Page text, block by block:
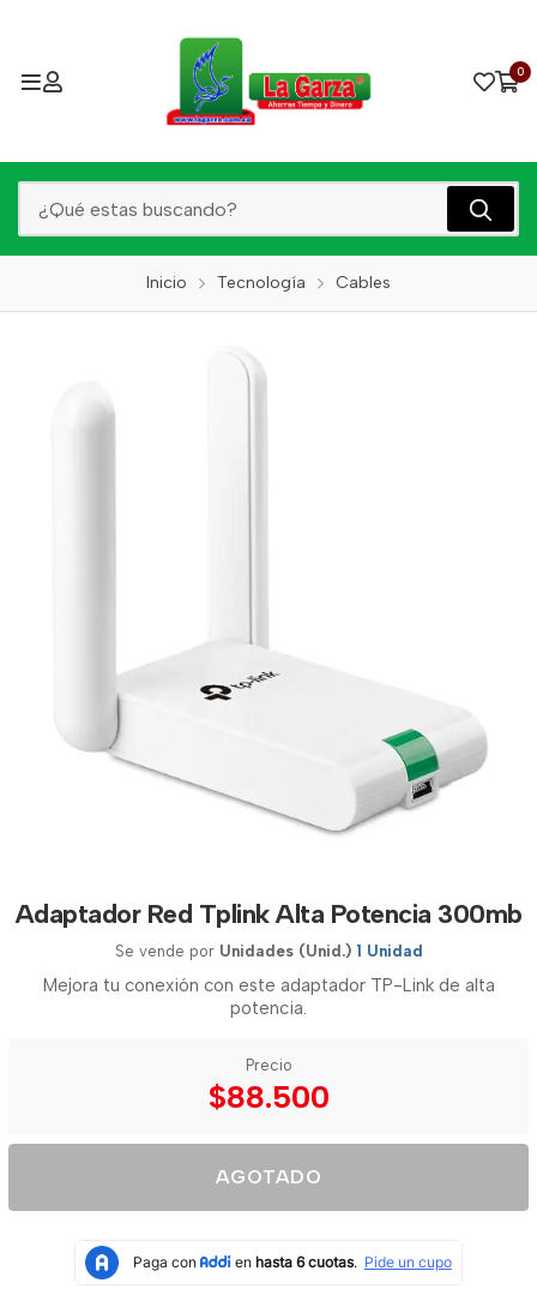
0
Inicio Tecnología Cables
Adaptador Red Tplink Alta Potencia 300mb
Se vende por Unidades (Unid.) 1 Unidad
Mejora tu conexión con este adaptador TP-Link de alta
potencia.
Precio
$88.500
AGOTADO